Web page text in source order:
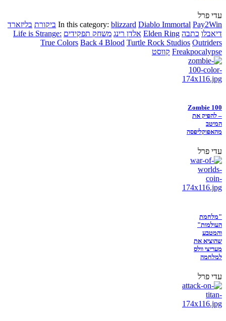
עדי פרל
In this category: blizzard Diablo Immortal Pay2Win ביקורת בליזארד
דיאבלו כתבה Elden Ring אלדן רינג משחק תפקידים Life is Strange:
True Colors Back 4 Blood Turtle Rock Studios Outriders
Freakpocalypse קווסט
Zombie 100
– להפיק את
המיטב
מהאפוקליפסה
עדי פרל
"מלחמת
העולמות"
והמטבע
שהוציא את
מעריצי וולס
למלחמה
עדי פרל